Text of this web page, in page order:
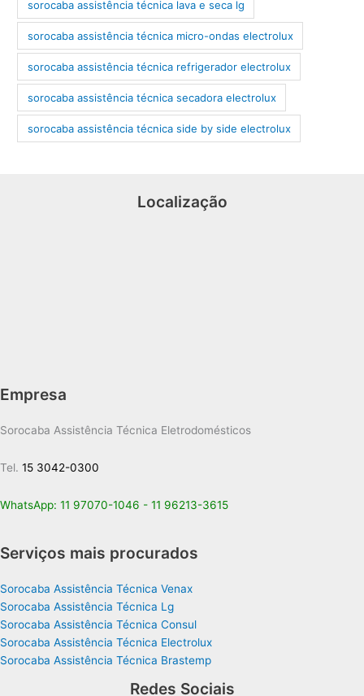
sorocaba assistência técnica lava e seca lg
sorocaba assistência técnica micro-ondas electrolux
sorocaba assistência técnica refrigerador electrolux
sorocaba assistência técnica secadora electrolux
sorocaba assistência técnica side by side electrolux
Localização
Empresa
Sorocaba Assistência Técnica Eletrodomésticos
Tel. 15 3042-0300
WhatsApp: 11 97070-1046 - 11 96213-3615
Serviços mais procurados
Sorocaba Assistência Técnica Venax
Sorocaba Assistência Técnica Lg
Sorocaba Assistência Técnica Consul
Sorocaba Assistência Técnica Electrolux
Sorocaba Assistência Técnica Brastemp
Redes Sociais